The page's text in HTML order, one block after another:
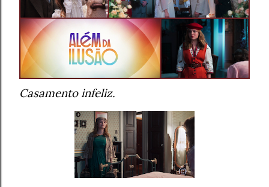
Casamento infeliz.